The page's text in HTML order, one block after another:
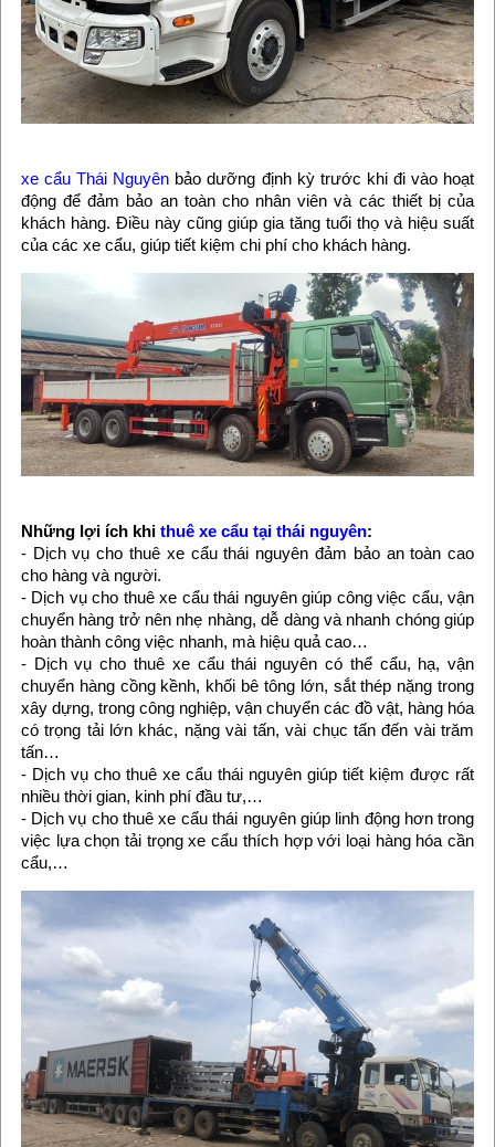
xe cẩu Thái Nguyên bảo dưỡng định kỳ trước khi đi vào hoạt
động để đảm bảo an toàn cho nhân viên và các thiết bị của
khách hàng. Điều này cũng giúp gia tăng tuổi thọ và hiệu suất
của các xe cẩu, giúp tiết kiệm chi phí cho khách hàng.
Những lợi ích khi thuê xe cẩu tại thái nguyên:
- Dịch vụ cho thuê xe cẩu thái nguyên đảm bảo an toàn cao
cho hàng và người.
- Dịch vụ cho thuê xe cẩu thái nguyên giúp công việc cẩu, vận
chuyển hàng trở nên nhẹ nhàng, dễ dàng và nhanh chóng giúp
hoàn thành công việc nhanh, mà hiệu quả cao…
- Dịch vụ cho thuê xe cẩu thái nguyên có thể cẩu, hạ, vận
chuyển hàng cồng kềnh, khối bê tông lớn, sắt thép nặng trong
xây dựng, trong công nghiệp, vận chuyển các đồ vật, hàng hóa
có trọng tải lớn khác, nặng vài tấn, vài chục tấn đến vài trăm
tấn…
- Dịch vụ cho thuê xe cẩu thái nguyên giúp tiết kiệm được rất
nhiều thời gian, kinh phí đầu tư,…
- Dịch vụ cho thuê xe cẩu thái nguyên giúp linh động hơn trong
việc lựa chọn tải trọng xe cẩu thích hợp với loại hàng hóa cần
cẩu,…